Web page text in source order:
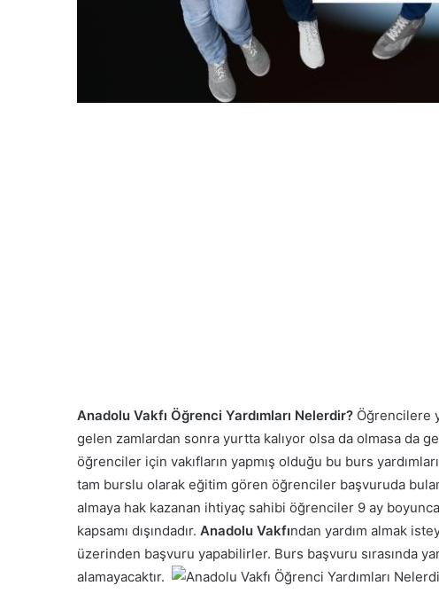
Anadolu Vakfı Öğrenci Yardımları Nelerdir? Öğrencilere
gelen zamlardan sonra yurtta kalıyor olsa da olmasa da
öğrenciler için vakıfların yapmış olduğu bu burs
tam burslu olarak eğitim gören öğrenciler başvuruda
almaya hak kazanan ihtiyaç sahibi öğrenciler 9 ay
kapsamı dışındadır. Anadolu Vakfından yardım almak
üzerinden başvuru yapabilirler. Burs başvuru sırasında
alamayacaktır.